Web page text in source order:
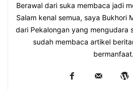
Berawal dari suka membaca jadi
Salam kenal semua, saya Bukhori
dari Pekalongan yang mengudara
sudah membaca artikel
bermanfaat.